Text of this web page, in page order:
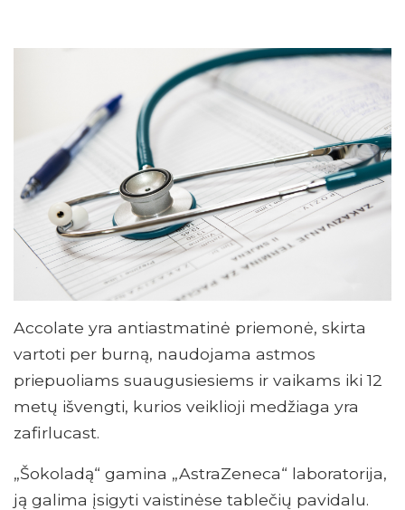
Accolate yra antiastmatinė priemonė, skirta
vartoti per burną, naudojama astmos
priepuoliams suaugusiesiems ir vaikams iki 12
metų išvengti, kurios veiklioji medžiaga yra
zafirlucast.
„Šokoladą“ gamina „AstraZeneca“ laboratorija,
ją galima įsigyti vaistinėse tablečių pavidalu.